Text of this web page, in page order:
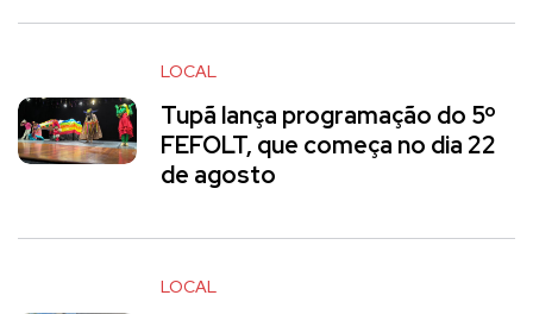
LOCAL
Tupã lança programação do 5º
FEFOLT, que começa no dia 22
de agosto
LOCAL